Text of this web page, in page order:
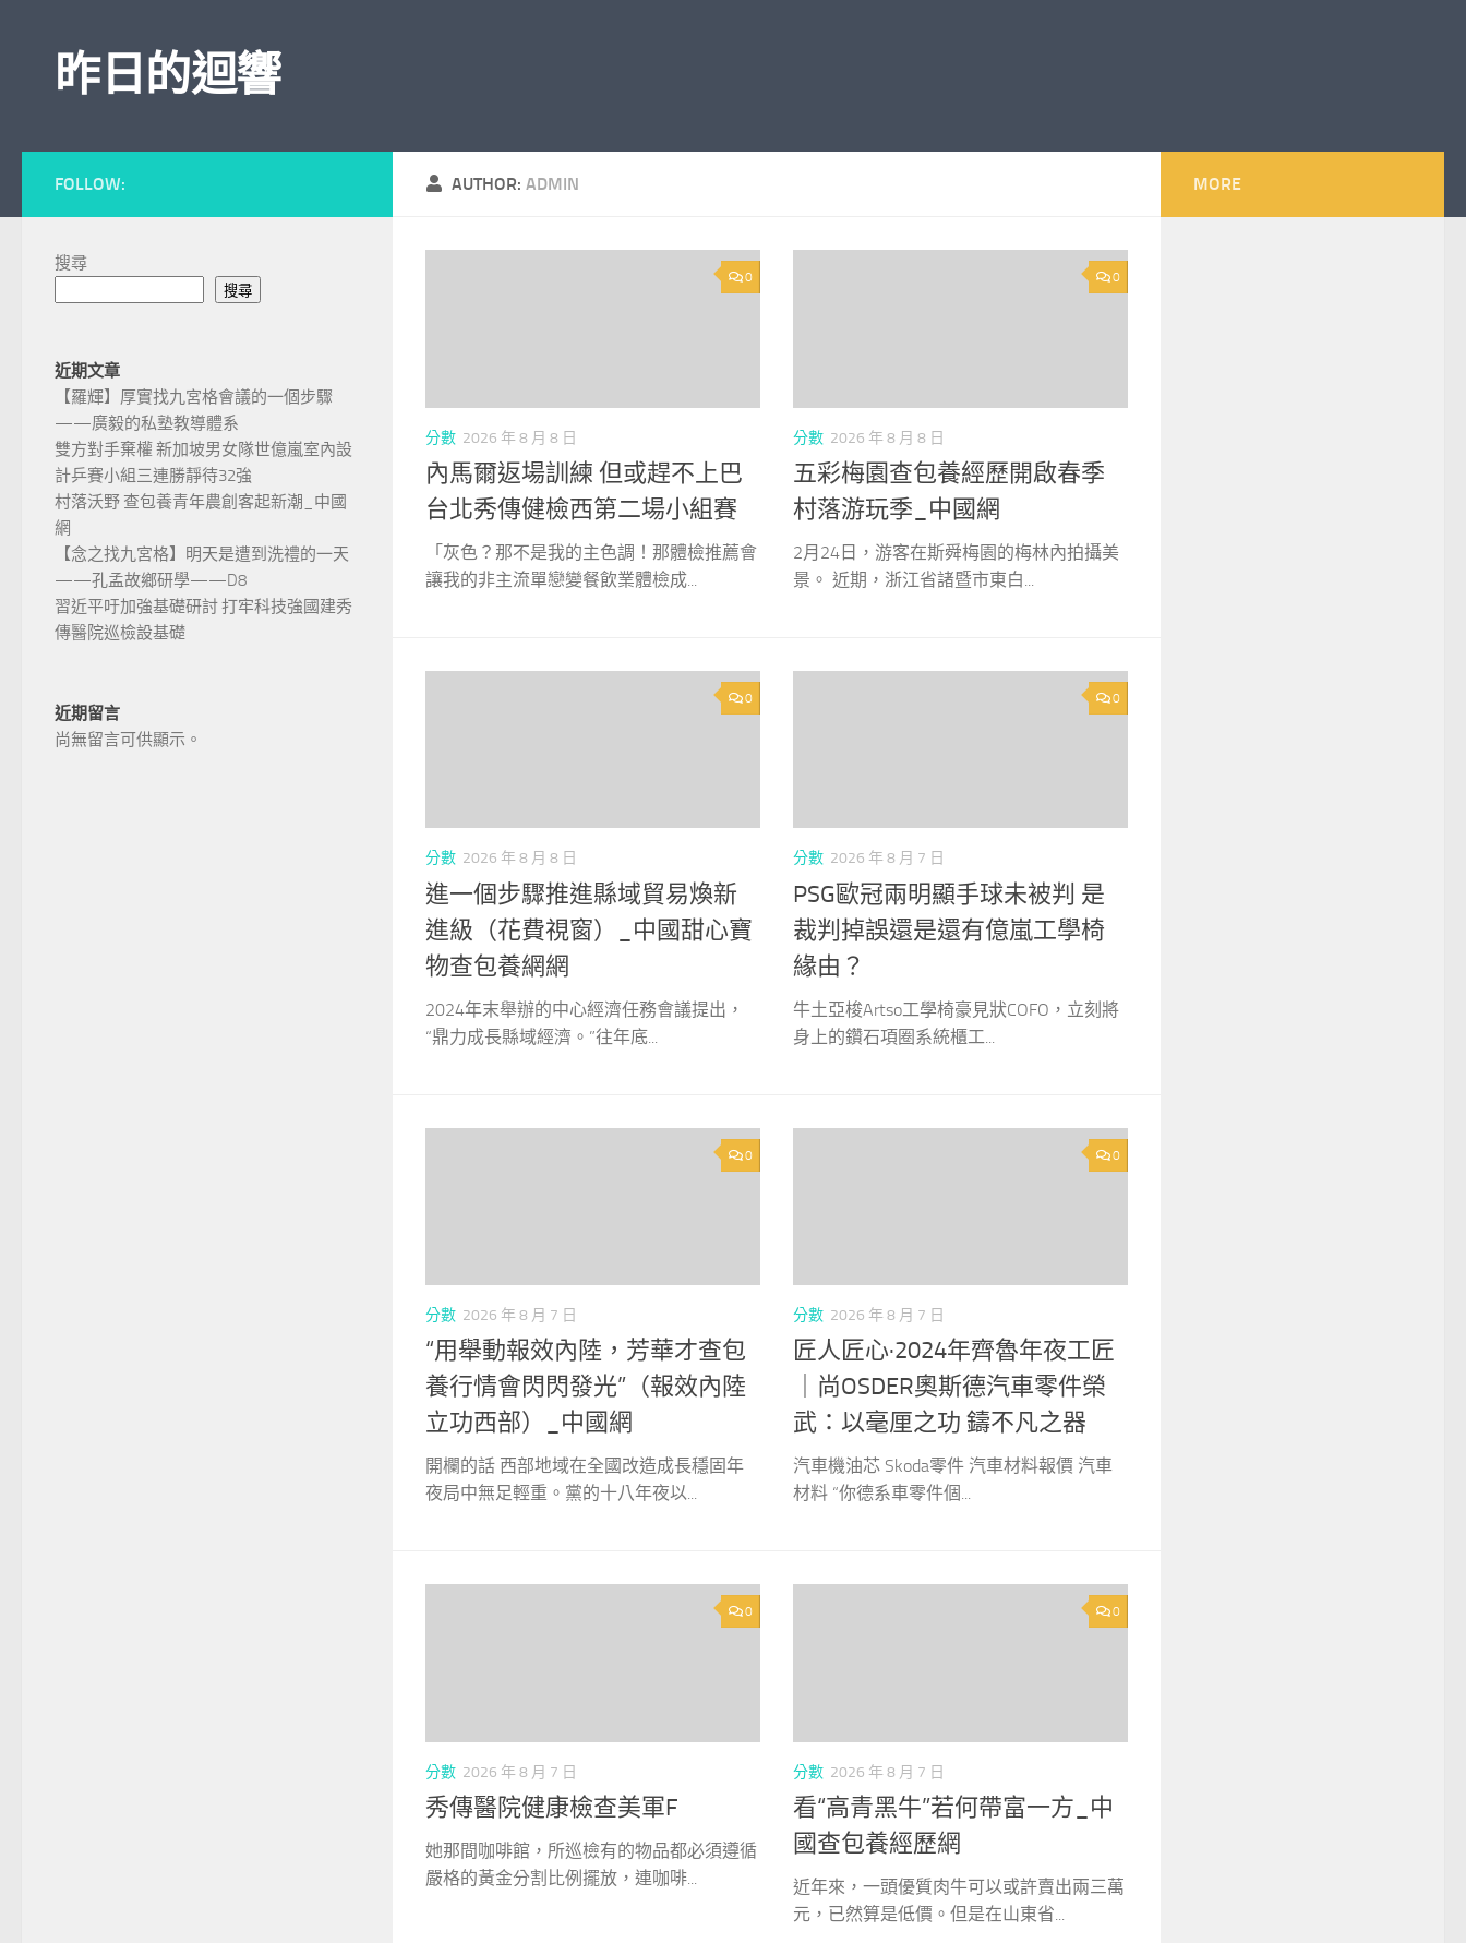
昨日的迴響
AUTHOR: ADMIN
0
分數 2026 年 8 月 8 日
內馬爾返場訓練 但或趕不上巴
台北秀傳健檢西第二場小組賽
「灰色？那不是我的主色調！那體檢推薦會
讓我的非主流單戀變餐飲業體檢成...
0
分數 2026 年 8 月 8 日
五彩梅園查包養經歷開啟春季
村落游玩季_中國網
2月24日，游客在斯舜梅園的梅林內拍攝美
景。 近期，浙江省諸暨市東白...
0
分數 2026 年 8 月 8 日
進一個步驟推進縣域貿易煥新
進級（花費視窗）_中國甜心寶
物查包養網網
2024年末舉辦的中心經濟任務會議提出，
“鼎力成長縣域經濟。”往年底...
0
分數 2026 年 8 月 7 日
PSG歐冠兩明顯手球未被判 是
裁判掉誤還是還有億嵐工學椅
緣由？
牛土亞梭Artso工學椅豪見狀COFO，立刻將
身上的鑽石項圈系統櫃工...
0
分數 2026 年 8 月 7 日
“用舉動報效內陸，芳華才查包
養行情會閃閃發光”（報效內陸
立功西部）_中國網
開欄的話 西部地域在全國改造成長穩固年
夜局中無足輕重。黨的十八年夜以...
0
分數 2026 年 8 月 7 日
匠人匠心·2024年齊魯年夜工匠
｜尚OSDER奧斯德汽車零件榮
武：以毫厘之功 鑄不凡之器
汽車機油芯 Skoda零件 汽車材料報價 汽車
材料 “你德系車零件個...
0
分數 2026 年 8 月 7 日
秀傳醫院健康檢查美軍F
她那間咖啡館，所巡檢有的物品都必須遵循
嚴格的黃金分割比例擺放，連咖啡...
0
分數 2026 年 8 月 7 日
看“高青黑牛”若何帶富一方_中
國查包養經歷網
近年來，一頭優質肉牛可以或許賣出兩三萬
元，已然算是低價。但是在山東省...
FOLLOW:
搜尋
搜尋
近期文章
【羅輝】厚實找九宮格會議的一個步驟
——廣毅的私塾教導體系
雙方對手棄權 新加坡男女隊世億嵐室內設
計乒賽小組三連勝靜待32強
村落沃野 查包養青年農創客起新潮_中國
網
【念之找九宮格】明天是遭到洗禮的一天
——孔孟故鄉研學——D8
習近平吁加強基礎研討 打牢科技強國建秀
傳醫院巡檢設基礎
近期留言
尚無留言可供顯示。
MORE